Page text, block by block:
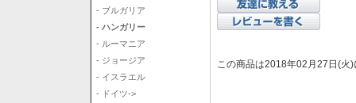
- ブルガリア
- ハンガリー
- ルーマニア
- ジョージア
- イスラエル
- ドイツ->
この商品は2018年02月27日(火